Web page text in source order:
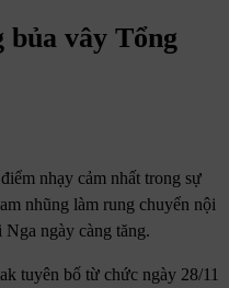
bủa vây Tổng
nhạy cảm nhất trong sự
nhũng làm rung chuyển nội
ngày càng tăng.
tuyên bố từ chức ngày 28/11